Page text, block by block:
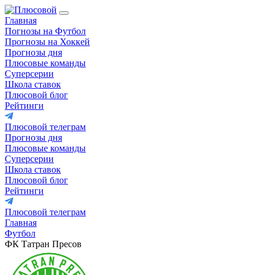
Главная
Погнозы на Футбол
Прогнозы на Хоккей
Прогнозы дня
Плюсовые команды
Суперсерии
Школа ставок
Плюсовой блог
Рейтинги
Плюсовой телеграм
Прогнозы дня
Плюсовые команды
Суперсерии
Школа ставок
Плюсовой блог
Рейтинги
Плюсовой телеграм
Главная
Футбол
ФК Татран Пресов